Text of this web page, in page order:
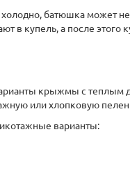
батюшка может не
в купель, а после
крыжмы с теплым
или хлопковую
варианты: